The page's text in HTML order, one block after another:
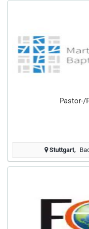
Pastor-/
Stuttgart